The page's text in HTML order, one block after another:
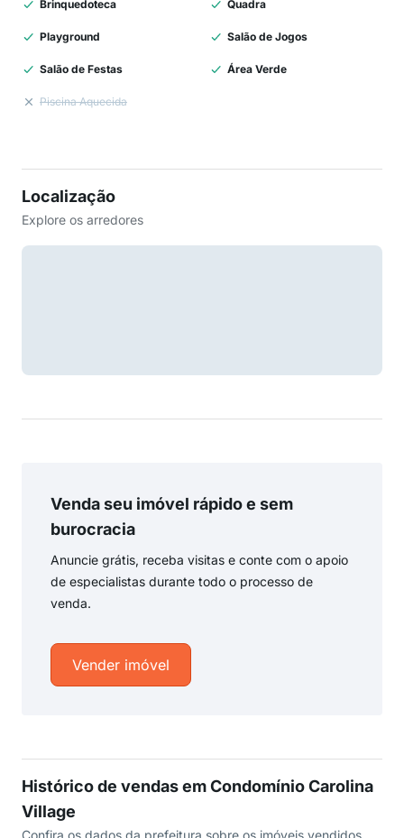
Brinquedoteca Quadra
Playground Salão de Jogos
Salão de Festas Área Verde
Piscina Aquecida
Localização
Explore os arredores
Venda seu imóvel rápido e sem
burocracia
Anuncie grátis, receba visitas e conte com o apoio
de especialistas durante todo o processo de
venda.
Vender imóvel
Histórico de vendas em Condomínio Carolina
Village
Confira os dados da prefeitura sobre os imóveis vendidos